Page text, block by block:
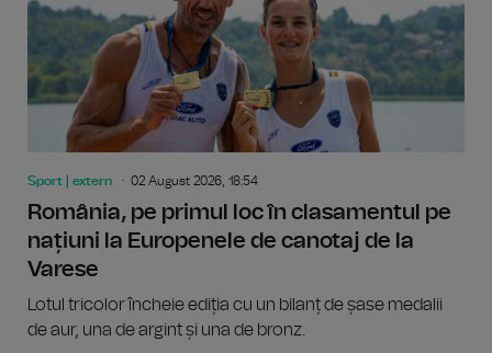
Sport | extern 02 August 2026, 18:54
România, pe primul loc în clasamentul pe
națiuni la Europenele de canotaj de la
Varese
Lotul tricolor încheie ediția cu un bilanț de șase medalii
de aur, una de argint și una de bronz.